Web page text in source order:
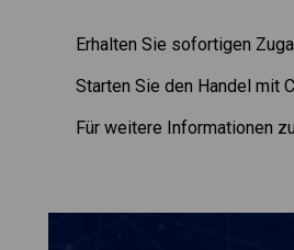
Erhalten Sie sofortigen
Starten Sie den Handel mit
Für weitere Informationen